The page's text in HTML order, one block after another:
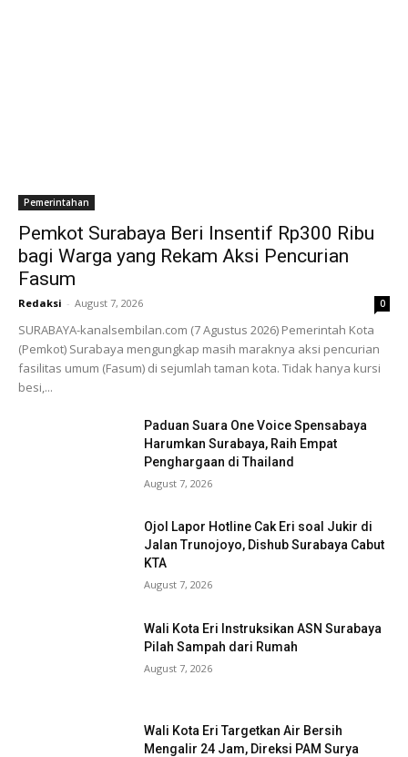
Pemerintahan
Pemkot Surabaya Beri Insentif Rp300 Ribu
bagi Warga yang Rekam Aksi Pencurian
Fasum
Redaksi - August 7, 2026 0
SURABAYA-kanalsembilan.com (7 Agustus 2026) Pemerintah Kota
(Pemkot) Surabaya mengungkap masih maraknya aksi pencurian
fasilitas umum (Fasum) di sejumlah taman kota. Tidak hanya kursi
besi,...
Paduan Suara One Voice Spensabaya
Harumkan Surabaya, Raih Empat
Penghargaan di Thailand
August 7, 2026
Ojol Lapor Hotline Cak Eri soal Jukir di
Jalan Trunojoyo, Dishub Surabaya Cabut
KTA
August 7, 2026
Wali Kota Eri Instruksikan ASN Surabaya
Pilah Sampah dari Rumah
August 7, 2026
Wali Kota Eri Targetkan Air Bersih
Mengalir 24 Jam, Direksi PAM Surya